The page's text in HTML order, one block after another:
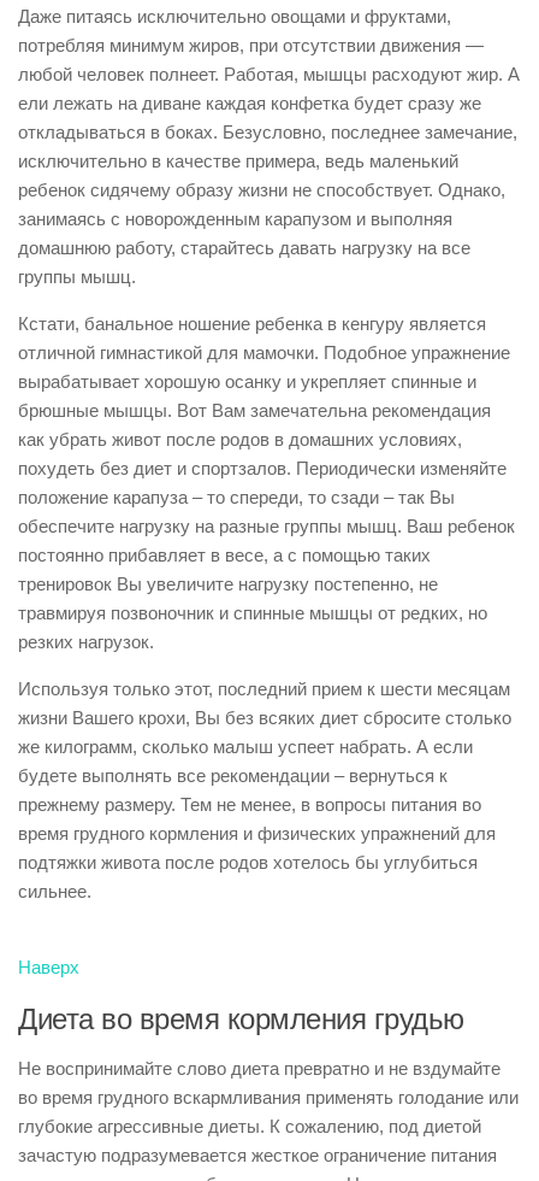
Даже питаясь исключительно овощами и фруктами,
потребляя минимум жиров, при отсутствии движения —
любой человек полнеет. Работая, мышцы расходуют жир. А
ели лежать на диване каждая конфетка будет сразу же
откладываться в боках. Безусловно, последнее замечание,
исключительно в качестве примера, ведь маленький
ребенок сидячему образу жизни не способствует. Однако,
занимаясь с новорожденным карапузом и выполняя
домашнюю работу, старайтесь давать нагрузку на все
группы мышц.
Кстати, банальное ношение ребенка в кенгуру является
отличной гимнастикой для мамочки. Подобное упражнение
вырабатывает хорошую осанку и укрепляет спинные и
брюшные мышцы. Вот Вам замечательна рекомендация
как убрать живот после родов в домашних условиях,
похудеть без диет и спортзалов. Периодически изменяйте
положение карапуза – то спереди, то сзади – так Вы
обеспечите нагрузку на разные группы мышц. Ваш ребенок
постоянно прибавляет в весе, а с помощью таких
тренировок Вы увеличите нагрузку постепенно, не
травмируя позвоночник и спинные мышцы от редких, но
резких нагрузок.
Используя только этот, последний прием к шести месяцам
жизни Вашего крохи, Вы без всяких диет сбросите столько
же килограмм, сколько малыш успеет набрать. А если
будете выполнять все рекомендации – вернуться к
прежнему размеру. Тем не менее, в вопросы питания во
время грудного кормления и физических упражнений для
подтяжки живота после родов хотелось бы углубиться
сильнее.
Наверх
Диета во время кормления грудью
Не воспринимайте слово диета превратно и не вздумайте
во время грудного вскармливания применять голодание или
глубокие агрессивные диеты. К сожалению, под диетой
зачастую подразумевается жесткое ограничение питания